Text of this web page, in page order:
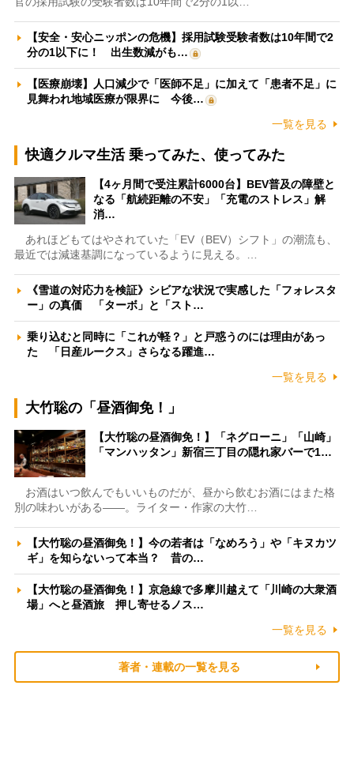
【安全・安心ニッポンの危機】採用試験受験者数は10年間で2
分の1以下に！ 出生数減がも…
【医療崩壊】人口減少で「医師不足」に加えて「患者不足」に
見舞われ地域医療が限界に 今後…
一覧を見る
快適クルマ生活 乗ってみた、使ってみた
【4ヶ月間で受注累計6000台】BEV普及の障壁と
なる「航続距離の不安」「充電のストレス」解
消…
あれほどもてはやされていた「EV（BEV）シフト」の潮流も、
最近では減速基調になっているように見える。…
《雪道の対応力を検証》シビアな状況で実感した「フォレスタ
ー」の真価 「ターボ」と「スト…
乗り込むと同時に「これが軽？」と戸惑うのには理由があっ
た 「日産ルークス」さらなる躍進…
一覧を見る
大竹聡の「昼酒御免！」
【大竹聡の昼酒御免！】「ネグローニ」「山崎」
「マンハッタン」新宿三丁目の隠れ家バーで1…
お酒はいつ飲んでもいいものだが、昼から飲むお酒にはまた格
別の味わいがある――。ライター・作家の大竹…
【大竹聡の昼酒御免！】今の若者は「なめろう」や「キヌカツ
ギ」を知らないって本当？ 昔の…
【大竹聡の昼酒御免！】京急線で多摩川越えて「川崎の大衆酒
場」へと昼酒旅 押し寄せるノス…
一覧を見る
著者・連載の一覧を見る